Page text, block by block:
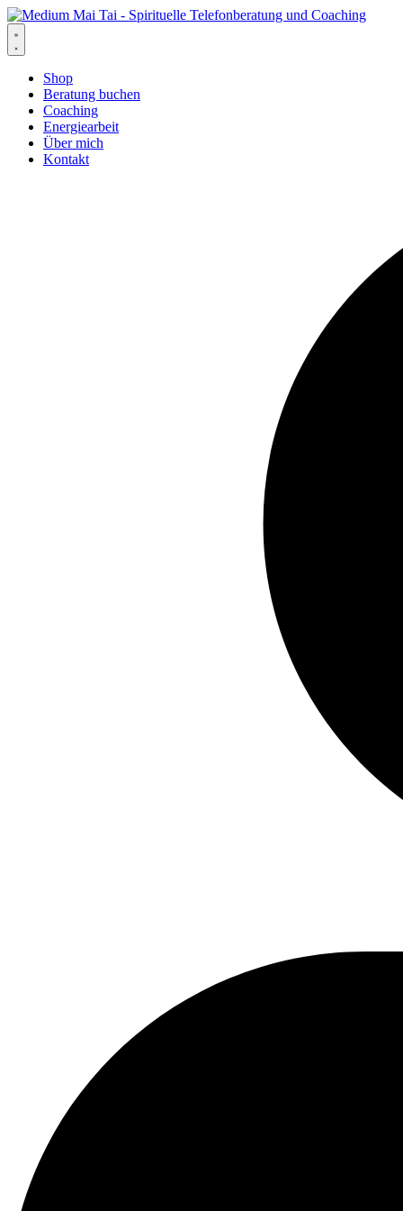
Zum
Inhalt
springen
Shop
Beratung buchen
Coaching
Energiearbeit
Über mich
Kontakt